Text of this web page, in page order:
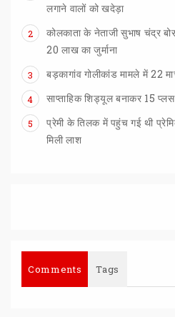
लगाने वालों को खदेड़ा
2
कोलकाता के नेताजी सुभाष चंद्र
20 लाख का जुर्माना
3 बड़कागांव गोलीकांड मामले में22
4 साप्ताहिकशिड्यूलबनाकर 15 प्लस
5
प्रेमी के तिलक में पहुंच गई थी
मिली लाश
Comments Tags